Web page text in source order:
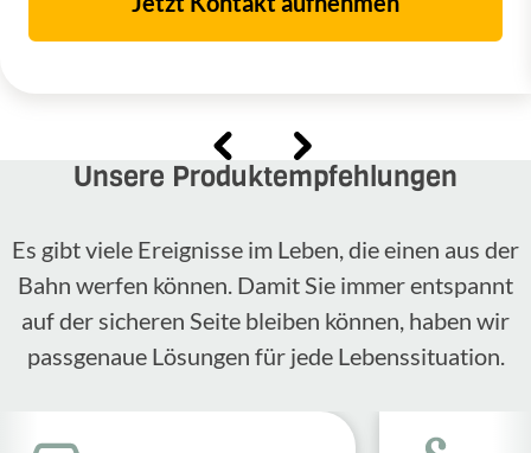
Unsere Produktempfehlungen
Es gibt viele Ereignisse im Leben, die einen aus der
Bahn werfen können. Damit Sie immer entspannt
auf der sicheren Seite bleiben können, haben wir
passgenaue Lösungen für jede Lebenssituation.